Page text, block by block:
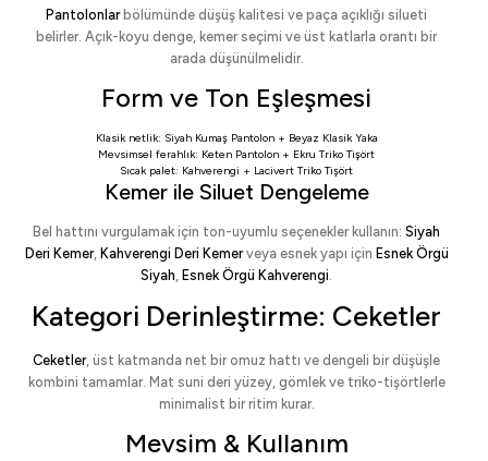
Pantolonlarbölümünde düşüş kalitesi ve paça açıklığı silueti
belirler. Açık-koyu denge, kemer seçimi ve üst katlarla orantı bir
arada düşünülmelidir.
Form ve Ton Eşleşmesi
Klasik netlik: Siyah Kumaş Pantolon+ Beyaz Klasik Yaka
Mevsimsel ferahlık: Keten Pantolon + Ekru Triko Tişört
Sıcak palet: Kahverengi + Lacivert Triko Tişört
Kemer ile Siluet Dengeleme
Bel hattını vurgulamak için ton-uyumlu seçenekler kullanın: Siyah
Deri Kemer, Kahverengi Deri Kemerveya esnek yapı için Esnek Örgü
Siyah, Esnek Örgü Kahverengi.
Kategori Derinleştirme: Ceketler
Ceketler, üst katmanda net bir omuz hattı ve dengeli bir düşüşle
kombini tamamlar. Mat suni deri yüzey, gömlek ve triko-tişörtlerle
minimalist bir ritim kurar.
Mevsim & Kullanım